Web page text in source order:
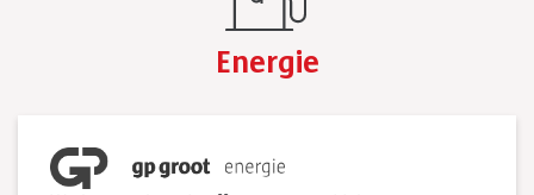
Energie